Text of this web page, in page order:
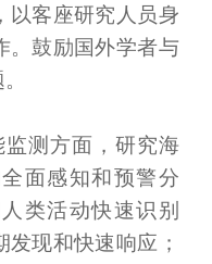
以客座研究人员身
。鼓励国外学者与
测方面， 研究海
面感知和预警分
类活动快速识别
现和快速响应；